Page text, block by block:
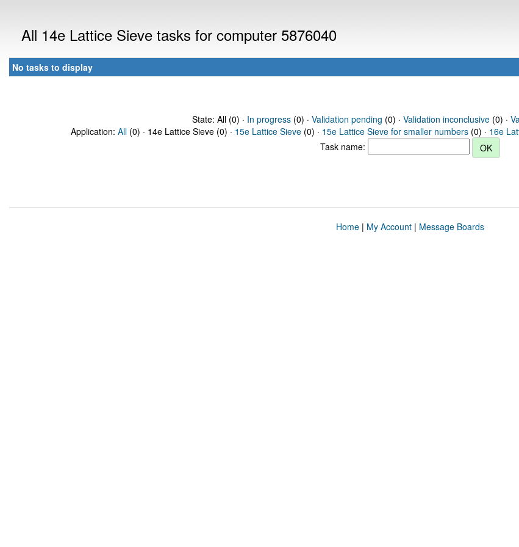
All 14e Lattice Sieve tasks for computer 5876040
No tasks to display
State: All (0) · In progress(0) · Validation pending (0) · Validation inconclusive(0) ·
Application: All (0) · 14e Lattice Sieve (0) · 15e Lattice Sieve (0) · 15e Lattice Sieve for smaller numbers (0) · 16e
Task name:
Home| My Account| Message Boards